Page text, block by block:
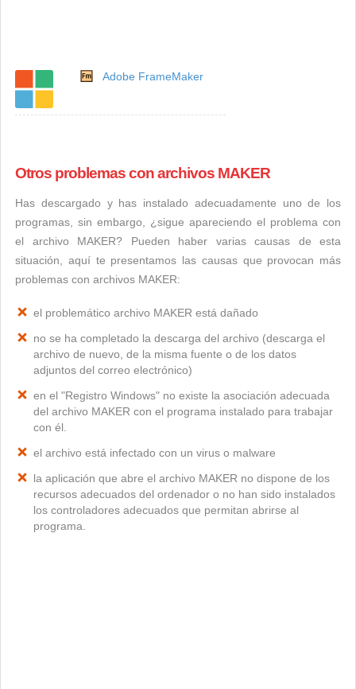
Adobe FrameMaker
Otros problemas con archivos MAKER
Has descargado y has instalado adecuadamente uno de los
programas, sin embargo, ¿sigue apareciendo el problema con
el archivo MAKER? Pueden haber varias causas de esta
situación, aquí te presentamos las causas que provocan más
problemas con archivos MAKER:
el problemático archivo MAKER está dañado
no se ha completado la descarga del archivo (descarga el
archivo de nuevo, de la misma fuente o de los datos
adjuntos del correo electrónico)
en el "Registro Windows" no existe la asociación adecuada
del archivo MAKER con el programa instalado para trabajar
con él.
el archivo está infectado con un virus o malware
la aplicación que abre el archivo MAKER no dispone de los
recursos adecuados del ordenador o no han sido instalados
los controladores adecuados que permitan abrirse al
programa.